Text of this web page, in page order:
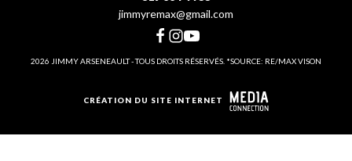
jimmyremax@gmail.com
2026 JIMMY ARSENEAULT - TOUS DROITS RÉSERVÉS. *SOURCE: RE/MAX VISON
CRÉATION DU SITE INTERNET